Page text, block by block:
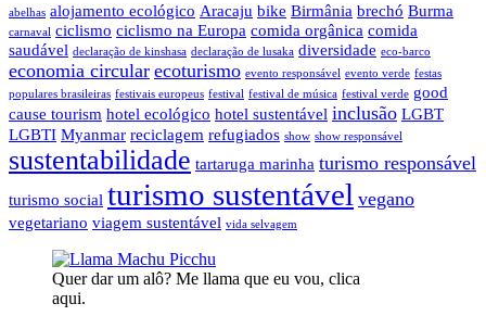
abelhas alojamento ecológico Aracaju bike Birmânia brechó Burma
carnaval ciclismo ciclismo na Europa comida orgânica comida
saudável declaração de kinshasa declaração de lusaka diversidade eco-barco
economia circular ecoturismo evento responsável evento verde festas
populares brasileiras festivais europeus festival festival de música festival verde good
cause tourism hotel ecológico hotel sustentável inclusão LGBT
LGBTI Myanmar reciclagem refugiados show show responsável
sustentabilidade tartaruga marinha turismo responsável
turismo social turismo sustentável vegano
vegetariano viagem sustentável vida selvagem
Quer dar um alô? Me llama que eu vou, clica
aqui.